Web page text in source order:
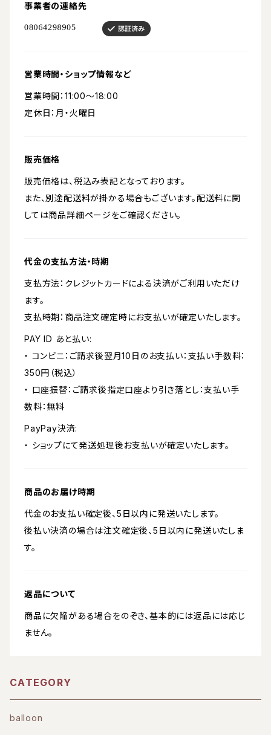
事業者の連絡先
営業時間・ショップ情報など
営業時間：11:00〜18:00
定休日：月・火曜日
販売価格
販売価格は、税込み表記となっております。
また、別途配送料が掛かる場合もございます。配送料に関
しては商品詳細ページをご確認ください。
代金の支払方法・時期
支払方法：クレジットカードによる決済がご利用いただけ
ます。
支払時期：商品注文確定時にお支払いが確定いたします。
PAY ID あと払い:
・ コンビニ：ご請求後翌月10日のお支払い：支払い手数料：
350円（税込）
・ 口座振替：ご請求後指定口座より引き落とし：支払い手
数料：無料
PayPay決済:
・ ショップにて発送処理後お支払いが確定いたします。
商品のお届け時期
代金のお支払い確定後、5日以内に発送いたします。
後払い決済の場合は注文確定後、5日以内に発送いたしま
す。
返品について
商品に欠陥がある場合をのぞき、基本的には返品には応じ
ません。
CATEGORY
balloon